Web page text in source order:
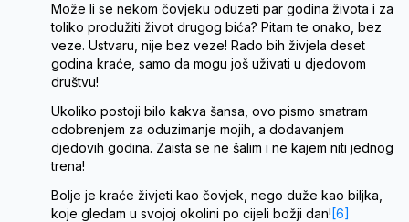
Može li se nekom čovjeku oduzeti par godina života i za
toliko produžiti život drugog bića? Pitam te onako, bez
veze. Ustvaru, nije bez veze! Rado bih živjela deset
godina kraće, samo da mogu još uživati u djedovom
društvu!
Ukoliko postoji bilo kakva šansa, ovo pismo smatram
odobrenjem za oduzimanje mojih, a dodavanjem
djedovih godina. Zaista se ne šalim i ne kajem niti jednog
trena!
Bolje je kraće živjeti kao čovjek, nego duže kao biljka,
koje gledam u svojoj okolini po cijeli božji dan! [6]